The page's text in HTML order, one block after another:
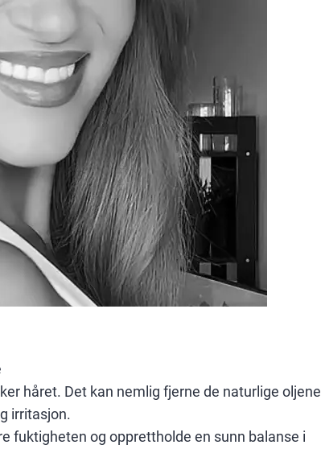
håret. Det kan nemlig fjerne de naturlige oljene
irritasjon.
fuktigheten og opprettholde en sunn balanse i